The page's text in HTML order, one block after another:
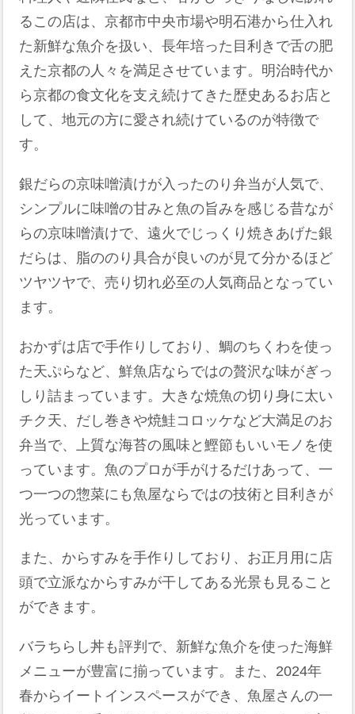
るこの店は、京都市中央市場や明石港から仕入れ
た新鮮な魚介を扱い、長年培った目利きで舌の肥
えた京都の人々を満足させています。明治時代か
ら京都の食文化を支え続けてきた歴史あるお店と
して、地元の方に愛され続けているのが特徴で
す。
銀だらの京味噌漬けが入ったのり弁当が人気で、
シンプルに味噌の甘みと魚の旨みを感じる昔なが
らの京味噌漬けで、遠火でじっくり焼きあげた銀
だらは、脂ののり具合が良いのが見て分かるほど
ツヤツヤで、売り切れ必至の人気商品となってい
ます。
おかずは店で手作りしており、鯛のちくわを使っ
た天ぷらなど、鮮魚店ならではの贅沢な味がぎっ
しり詰まっています。大きな焼魚の切り身に太い
チク天、だし巻きや焼鮭コロッケなど大満足のお
弁当で、上質な海苔の風味と鰹節もいいモノを使
っています。魚のプロが手がけるだけあって、一
つ一つの惣菜にも魚屋ならではの技術と目利きが
光っています。
また、からすみを手作りしており、お正月用に店
頭で立派なからすみが干してある光景も見ること
ができます。
バラちらし丼も評判で、新鮮な魚介を使った海鮮
メニューが豊富に揃っています。また、2024年
春からイートインスペースができ、魚屋さんの一